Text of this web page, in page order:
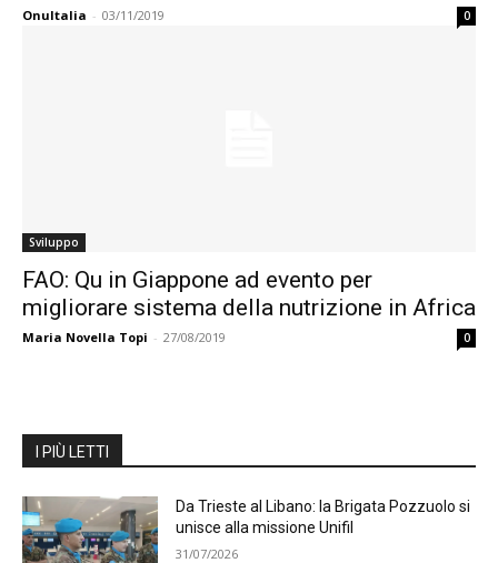
OnuItalia - 03/11/2019 0
Sviluppo
FAO: Qu in Giappone ad evento per
migliorare sistema della nutrizione in Africa
Maria Novella Topi - 27/08/2019 0
I PIÙ LETTI
Da Trieste al Libano: la Brigata Pozzuolo si
unisce alla missione Unifil
31/07/2026